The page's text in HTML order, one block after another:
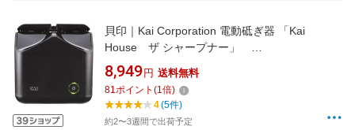
貝印｜Kai Corporation 電動砥ぎ器 「Kai
House ザ シャープナー」
AP5301[000AP5301シャープナー]
8,949 円 送料無料
81ポイント (1倍)
4(5件)
約2〜3週間で出荷予定